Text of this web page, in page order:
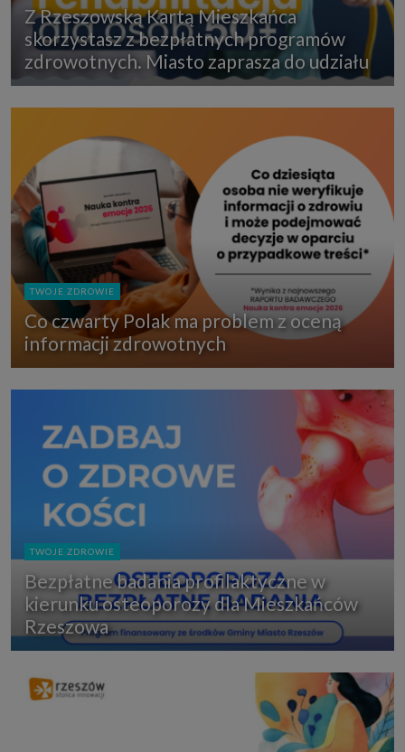
Z Rzeszowską Kartą Mieszkańca
skorzystasz z bezpłatnych programów
zdrowotnych. Miasto zaprasza do udziału
TWOJE ZDROWIE
Co czwarty Polak ma problem z oceną
informacji zdrowotnych
TWOJE ZDROWIE
Bezpłatne badania profilaktyczne w
kierunku osteoporozy dla Mieszkańców
Rzeszowa